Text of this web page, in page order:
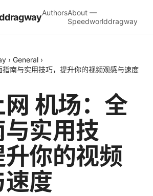
AuthorsAbout —
Speedworlddragway
› General ›
南与实用技巧，提升你的视频观感与速度
机场：全
实用技
你的视频
度